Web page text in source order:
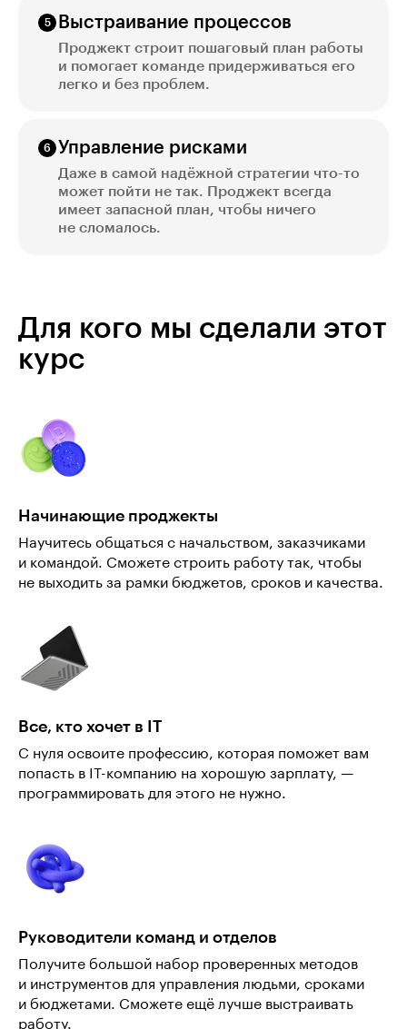
Выстраивание процессов
Проджект строит пошаговый план работы
и помогает команде придерживаться его
легко и без проблем.
Управление рисками
Даже в самой надёжной стратегии что-то
может пойти не так. Проджект всегда
имеет запасной план, чтобы ничего
не сломалось.
Для кого мы сделали этот
курс
Начинающие проджекты
Научитесь общаться с начальством, заказчиками
и командой. Сможете строить работу так, чтобы
не выходить за рамки бюджетов, сроков и качества.
Все, кто хочет в IT
С нуля освоите профессию, которая поможет вам
попасть в IT-компанию на хорошую зарплату, —
программировать для этого не нужно.
Руководители команд и отделов
Получите большой набор проверенных методов
и инструментов для управления людьми, сроками
и бюджетами. Сможете ещё лучше выстраивать
работу.